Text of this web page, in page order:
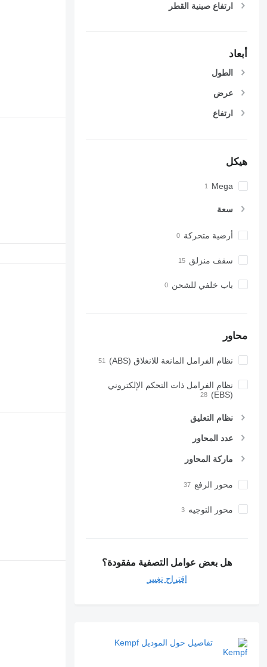
ارتفاع صينية القطر
أبعاد
الطول
عرض
ارتفاع
هيكل
Mega
سعة
أرضية متحركة
سقف منزلق
باب خلفي للشحن
محاور
نظام الفرامل المانعة للانغلاق (ABS)
نظام الفرامل ذات التحكم الإلكتروني
(EBS)
نظام التعليق
عدد المحاور
ماركة المحاور
محور الرفع
محور التوجيه
هل بعض عوامل التصفية مفقودة؟
اقتراح تغيير
تفاصيل حول الموديل Kempf